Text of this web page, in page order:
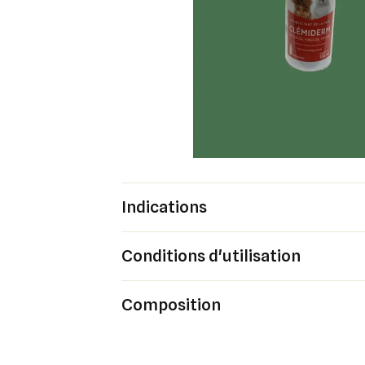
Indications
Conditions d'utilisation
Composition